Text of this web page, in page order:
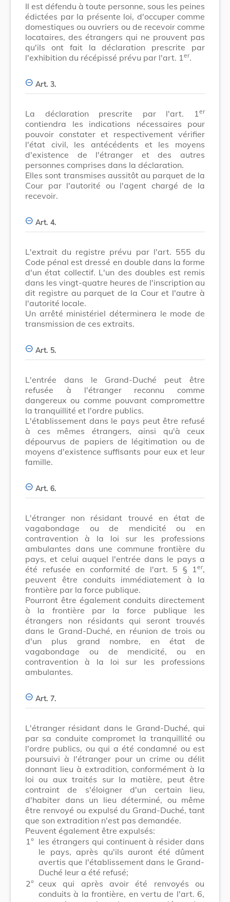
Il est défendu à toute personne, sous les peines
édictées par la présente loi, d'occuper comme
domestiques ou ouvriers ou de recevoir comme
locataires, des étrangers qui ne prouvent pas
qu'ils ont fait la déclaration prescrite par
l'exhibition du récépissé prévu par l'art. 1 er.
Art. 3.
La déclaration prescrite par l'art. 1 er
contiendra les indications nécessaires pour
pouvoir constater et respectivement vérifier
l'état civil, les antécédents et les moyens
d'existence de l'étranger et des autres
personnes comprises dans la déclaration.
Elles sont transmises aussitôt au parquet de la
Cour par l'autorité ou l'agent chargé de la
recevoir.
Art. 4.
L'extrait du registre prévu par l'art. 555 du
Code pénal est dressé en double dans la forme
d'un état collectif. L'un des doubles est remis
dans les vingt-quatre heures de l'inscription au
dit registre au parquet de la Cour et l'autre à
l'autorité locale.
Un arrêté ministériel déterminera le mode de
transmission de ces extraits.
Art. 5.
L'entrée dans le Grand-Duché peut être
refusée à l'étranger reconnu comme
dangereux ou comme pouvant compromettre
la tranquillité et l'ordre publics.
L'établissement dans le pays peut être refusé
à ces mêmes étrangers, ainsi qu'à ceux
dépourvus de papiers de légitimation ou de
moyens d'existence suffisants pour eux et leur
famille.
Art. 6.
L'étranger non résidant trouvé en état de
vagabondage ou de mendicité ou en
contravention à la loi sur les professions
ambulantes dans une commune frontière du
pays, et celui auquel l'entrée dans le pays a
été refusée en conformité de l'art. 5 § 1 er,
peuvent être conduits immédiatement à la
frontière par la force publique.
Pourront être également conduits directement
à la frontière par la force publique les
étrangers non résidants qui seront trouvés
dans le Grand-Duché, en réunion de trois ou
d'un plus grand nombre, en état de
vagabondage ou de mendicité, ou en
contravention à la loi sur les professions
ambulantes.
Art. 7.
L'étranger résidant dans le Grand-Duché, qui
par sa conduite compromet la tranquillité ou
l'ordre publics, ou qui a été condamné ou est
poursuivi à l'étranger pour un crime ou délit
donnant lieu à extradition, conformément à la
loi ou aux traités sur la matière, peut être
contraint de s'éloigner d'un certain lieu,
d'habiter dans un lieu déterminé, ou même
être renvoyé ou expulsé du Grand-Duché, tant
que son extradition n'est pas demandée.
Peuvent également être expulsés:
1° les étrangers qui continuent à résider dans
le pays, après qu'ils auront été dûment
avertis que l'établissement dans le Grand-
Duché leur a été refusé;
2° ceux qui après avoir été renvoyés ou
conduits à la frontière, en vertu de l'art. 6,